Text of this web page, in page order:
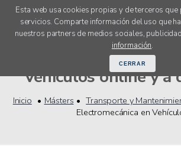
Esta web usa cookies propias y de terceros que
servicios. Comparte información del uso que
nuestros partners de medios sociales,
información.
CERRAR
Másters
Vehículos online y a
Inicio Másters
Transporte y
Electromecánica en